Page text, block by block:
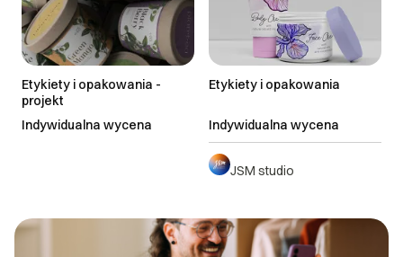
> 21 dni roboczych
do uzgodnienia
Najnowsze
Etykiety i opakowania -
projekt
Indywidualna wycena
JSM studio
Etykiety i opakowania
Indywidualna wycena